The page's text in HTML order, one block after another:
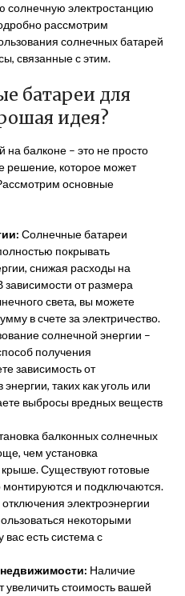
солнечную электростанцию
рассмотрим
солнечных батарей
связанные с этим.
батареи для
идея?
на балконе – это не просто
решение, которое может
основные
Солнечные батареи
покрывать
снижая расходы на
от размера
света, вы можете
в счете за электричество.
солнечной энергии –
получения
зависимость от
таких как уголь или
выбросы вредных веществ
балконных солнечных
чем установка
Существуют готовые
монтируются и подключаются.
электроэнергии
некоторыми
есть система с
Наличие
стоимость вашей